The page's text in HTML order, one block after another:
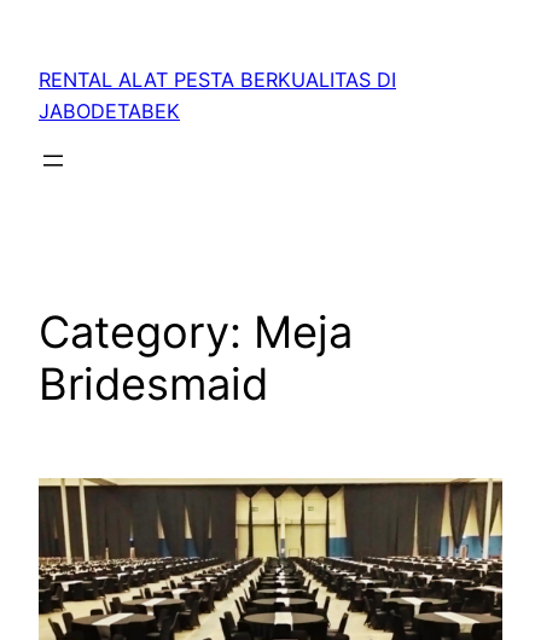
RENTAL ALAT PESTA BERKUALITAS DI
JABODETABEK
Category: Meja
Bridesmaid